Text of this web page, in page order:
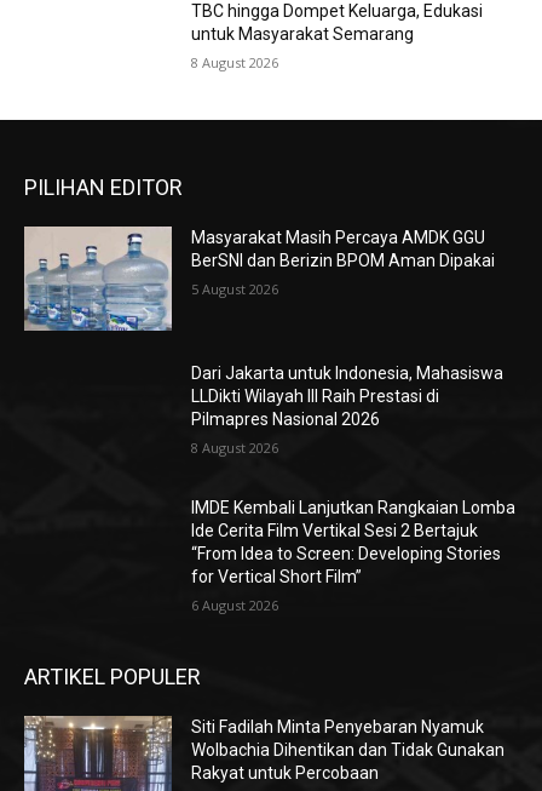
TBC hingga Dompet Keluarga, Edukasi
untuk Masyarakat Semarang
8 August 2026
PILIHAN EDITOR
Masyarakat Masih Percaya AMDK GGU
BerSNI dan Berizin BPOM Aman Dipakai
5 August 2026
Dari Jakarta untuk Indonesia, Mahasiswa
LLDikti Wilayah III Raih Prestasi di
Pilmapres Nasional 2026
8 August 2026
IMDE Kembali Lanjutkan Rangkaian Lomba
Ide Cerita Film Vertikal Sesi 2 Bertajuk
“From Idea to Screen: Developing Stories
for Vertical Short Film”
6 August 2026
ARTIKEL POPULER
Siti Fadilah Minta Penyebaran Nyamuk
Wolbachia Dihentikan dan Tidak Gunakan
Rakyat untuk Percobaan